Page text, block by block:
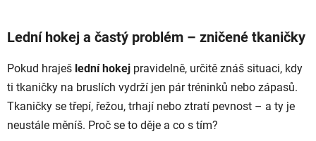
Lední hokej a častý problém – zničené tkaničky
Pokud hraješ lední hokej pravidelně, určitě znáš situaci, kdy
ti tkaničky na bruslích vydrží jen pár tréninků nebo zápasů.
Tkaničky se třepí, řežou, trhají nebo ztratí pevnost – a ty je
neustále měníš. Proč se to děje a co s tím?